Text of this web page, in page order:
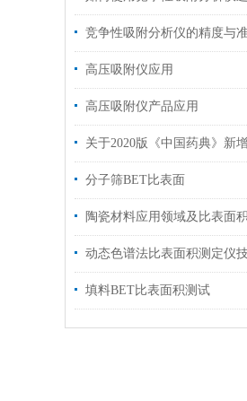
高压吸附仪应用
高压吸附仪产品应用
分子筛BET比表面
陶瓷材料应用领域及比表面
填料BET比表面积测试